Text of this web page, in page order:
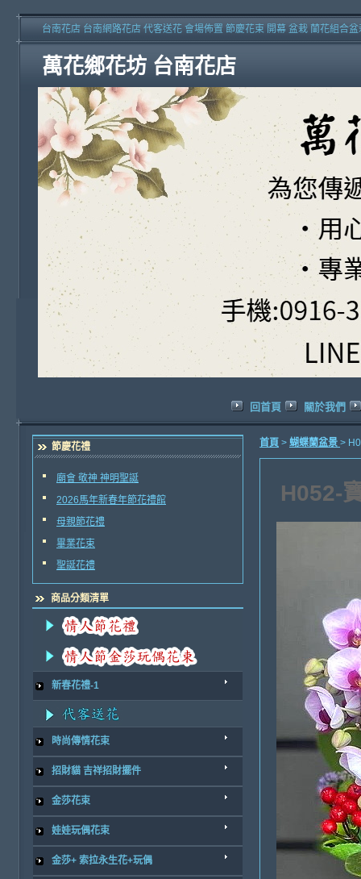
萬花鄉花坊 台南花店
台南花店 台南網路花店 代客送花 會場佈置 節慶花束 開幕 盆栽 蘭花組合
回首頁 關於我們
節慶花禮
廟會 敬神 神明聖誕
2026馬年新春年節花禮館
母親節花禮
畢業花束
聖誕花禮
商品分類清單
新春花禮-1
時尚傳情花束
招財貓 吉祥招財擺件
金莎花束
娃娃玩偶花束
金莎+ 索拉永生花+玩偶
首頁 > 蝴蝶蘭盆景 >
H052-